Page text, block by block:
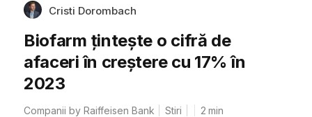
Cristi Dorombach
Biofarm țintește o cifră de
afaceri în creștere cu 17% în
2023
Companii by Raiffeisen Bank Stiri 2 min